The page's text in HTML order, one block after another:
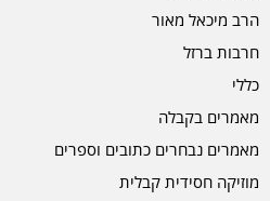
הרב מיכאל מאור
חרבות ברזל
כללי
מאמרים בקבלה
מאמרים נבחרים כתובים וספרים
מוזיקה חסידית קבלית